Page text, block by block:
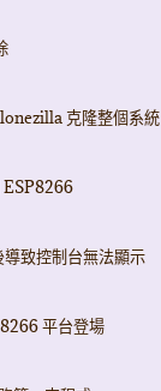
克隆整個系統
致控制台無法顯示
平台登場